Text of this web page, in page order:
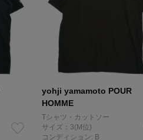
yohji yamamoto POUR
HOMME
Tシャツ・カットソー
サイズ：3(M位)
コンディション: B